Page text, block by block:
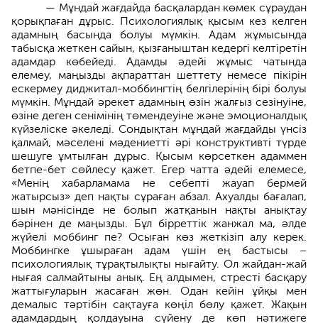
— Мұндай жағдайда басқалардан көмек сұраудан
қорықпаған дұрыс. Психологиялық қысым кез келген
адамның басында болуы мүмкін. Адам жұмысында
табысқа жеткен сайын, қызғаныштан кедергі келтіретін
адамдар көбейеді. Адамды әдейі жұмыс чатында
елемеу, маңызды ақпараттан шеттету немесе пікірін
ескермеу диджитал-моббингтің белгілерінің бірі болуы
мүмкін. Мұндай әрекет адамның өзін жалғыз сезінуіне,
өзіне деген сенімінің төмендеуіне және эмоционалдық
күйзеліске әкеледі. Сондықтан мұндай жағдайды үнсіз
қалмай, мәселені мәдениетті әрі конструктивті түрде
шешуге ұмтылған дұрыс. Қысым көрсеткен адаммен
бетпе-бет сөйлесу қажет. Егер чатта әдейі елемесе,
«Менің хабарламама не себепті жауап бермей
жатырсыз» деп нақты сұраған абзал. Ахуалды бағалап,
шын мәнісінде не болып жатқанын нақты анықтау
бәрінен де маңызды. Бұл бірреттік жанжал ма, әлде
жүйелі моббинг пе? Осыған көз жеткізіп алу керек.
Моббингке ұшыраған адам үшін ең бастысы –
психологиялық тұрақтылықты нығайту. Ол жайдан-жай
нығая салмайтыны анық. Ең алдымен, стресті басқару
жаттығуларын жасаған жөн. Одан кейін ұйқы мен
демалыс тәртібін сақтауға көңіл бөлу қажет. Жақын
адамдардың қолдауына сүйену де көп нәтижеге